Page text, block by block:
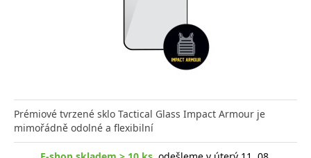
Prémiové tvrzené sklo Tactical Glass Impact Armour je
mimořádně odolné a flexibilní